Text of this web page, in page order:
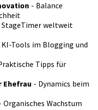
- Balance
StageTimer weltweit
KI-Tools im Blogging und
Tipps für
Ehefrau - Dynamics beim
Organisches Wachstum